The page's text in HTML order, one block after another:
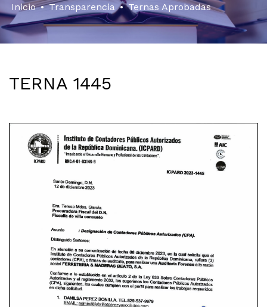
Inicio • Transparencia • Ternas Aprobadas
TERNA 1445